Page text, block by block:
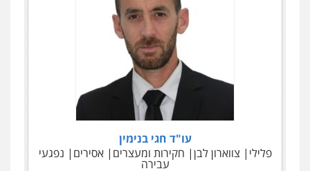
עו"ד חגי בנימין
פלילי
צווארון לבן חקירות ומעצרים אסירים נפגעי
עבירה
גולדמן ושות' – משרד עו"ד
עבירות מס
036966733
עו"ד אלי סרור
פשיטות רגל
אזרחי
0522614884